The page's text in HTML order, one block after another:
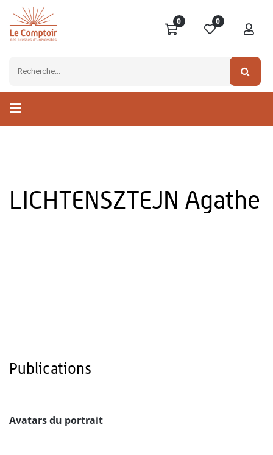
0 0
LICHTENSZTEJN Agathe
Publications
Avatars du portrait